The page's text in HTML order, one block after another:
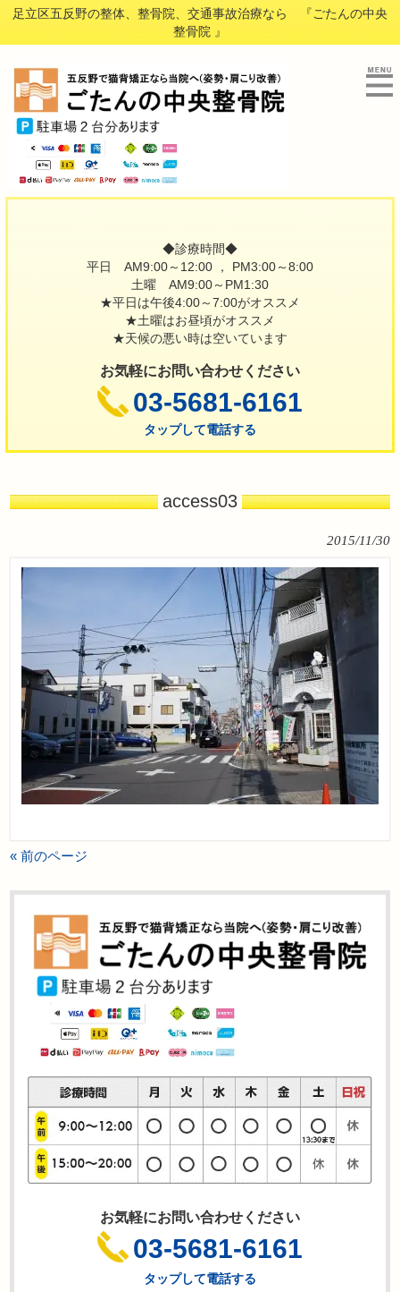
足立区五反野の整体、整骨院、交通事故治療なら 『ごたんの中央
整骨院 』
◆診療時間◆
平日 AM9:00～12:00 ， PM3:00～8:00
土曜 AM9:00～PM1:30
★平日は午後4:00～7:00がオススメ
★土曜はお昼頃がオススメ
★天候の悪い時は空いています
お気軽にお問い合わせください
03-5681-6161
タップして電話する
access03
2015/11/30
« 前のページ
お気軽にお問い合わせください
03-5681-6161
タップして電話する